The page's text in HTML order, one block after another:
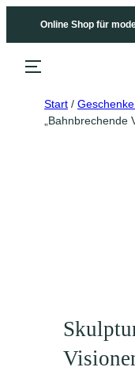
Online Shop für
Start /
„Bahnbrechende